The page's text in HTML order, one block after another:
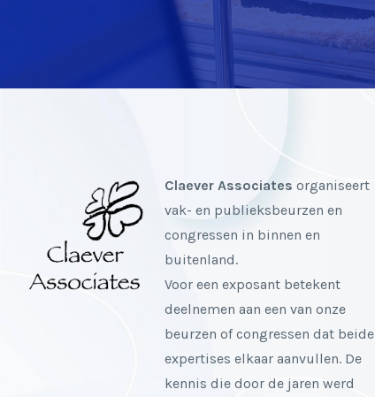
Claever Associates organiseert
vak- en publieksbeurzen en
congressen in binnen en
buitenland.
Voor een exposant betekent
deelnemen aan een van onze
beurzen of congressen dat beide
expertises elkaar aanvullen. De
kennis die door de jaren werd